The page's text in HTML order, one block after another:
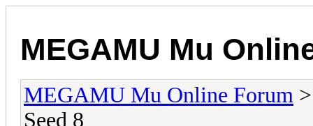
MEGAMU Mu
MEGAMU Mu Online Forum
Seed 8